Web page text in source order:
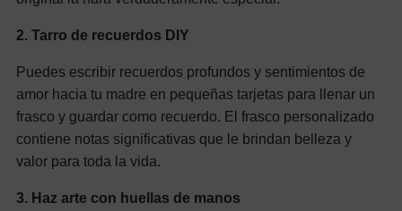
2. Tarro de recuerdos DIY
Puedes escribir recuerdos profundos y sentimientos de
amor hacia tu madre en pequeñas tarjetas para llenar un
frasco y guardar como recuerdo. El frasco personalizado
contiene notas significativas que le brindan belleza y
valor para toda la vida.
3. Haz arte con huellas de manos